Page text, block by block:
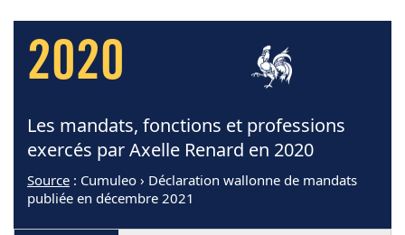
2020
Les mandats, fonctions et professions
exercés par Axelle Renard en 2020
Source : Cumuleo › Déclaration wallonne de mandats
publiée en décembre 2021